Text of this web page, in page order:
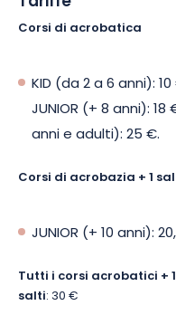
Parc Forêt’Vasion:
Corsi di acrobatica
KID (da 2 a 6 anni):
JUNIOR (+ 8 anni):
anni e adulti): 25 €.
Corsi di acrobazia + 1
JUNIOR (+ 10 anni):
Tutti i corsi acrobatici +
salti: 30 €